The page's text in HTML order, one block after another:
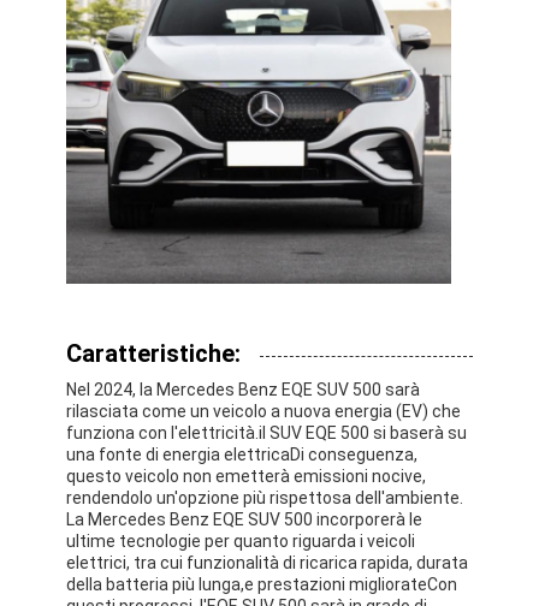
Prodotti
Video
Su di noi
Visita alla fabbrica
Contattaci
Mercedes Benz Ev
Mercedes Benz Sedana
SUV Mercedes Benz
Auto elettrica Mercedes Benz
Caratteristiche:
Nel 2024, la Mercedes Benz EQE SUV 500 sarà
rilasciata come un veicolo a nuova energia (EV) che
funziona con l'elettricità.il SUV EQE 500 si baserà su
una fonte di energia elettricaDi conseguenza,
questo veicolo non emetterà emissioni nocive,
rendendolo un'opzione più rispettosa dell'ambiente.
La Mercedes Benz EQE SUV 500 incorporerà le
ultime tecnologie per quanto riguarda i veicoli
elettrici, tra cui funzionalità di ricarica rapida, durata
della batteria più lunga,e prestazioni migliorateCon